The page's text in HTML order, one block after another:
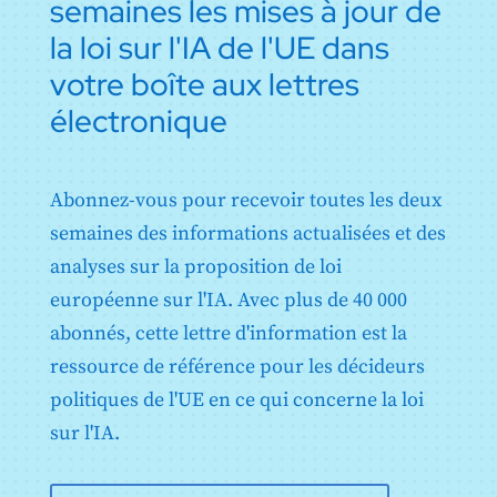
basée sur le contrôle interne
Annexe VII : Conformité sur la base d'une évaluation
du système de gestion de la qualité et d'une
évaluation de la documentation technique
Annexe VIII : Informations à fournir lors de
l'enregistrement des systèmes d'IA à haut risque
Annexe IX : Informations à fournir lors de
l'enregistrement des systèmes d'IA à haut risque
énumérés à l'annexe III en ce qui concerne les essais
Annexe X : Actes législatifs de l'Union sur les
systèmes d'information à grande échelle dans le
Annexe XI : Documentation technique visée à l'article
53, paragraphe 1, point a) - Documentation technique
destinée aux fournisseurs de modèles d'IA à usage
général
Annexe XII : Informations relatives à la transparence
semaines les mises à jour de
la loi sur l'IA de l'UE dans
votre boîte aux lettres
électronique
Abonnez-vous pour recevoir toutes les deux
semaines des informations actualisées et des
analyses sur la proposition de loi
européenne sur l'IA. Avec plus de 40 000
abonnés, cette lettre d'information est la
ressource de référence pour les décideurs
politiques de l'UE en ce qui concerne la loi
sur l'IA.